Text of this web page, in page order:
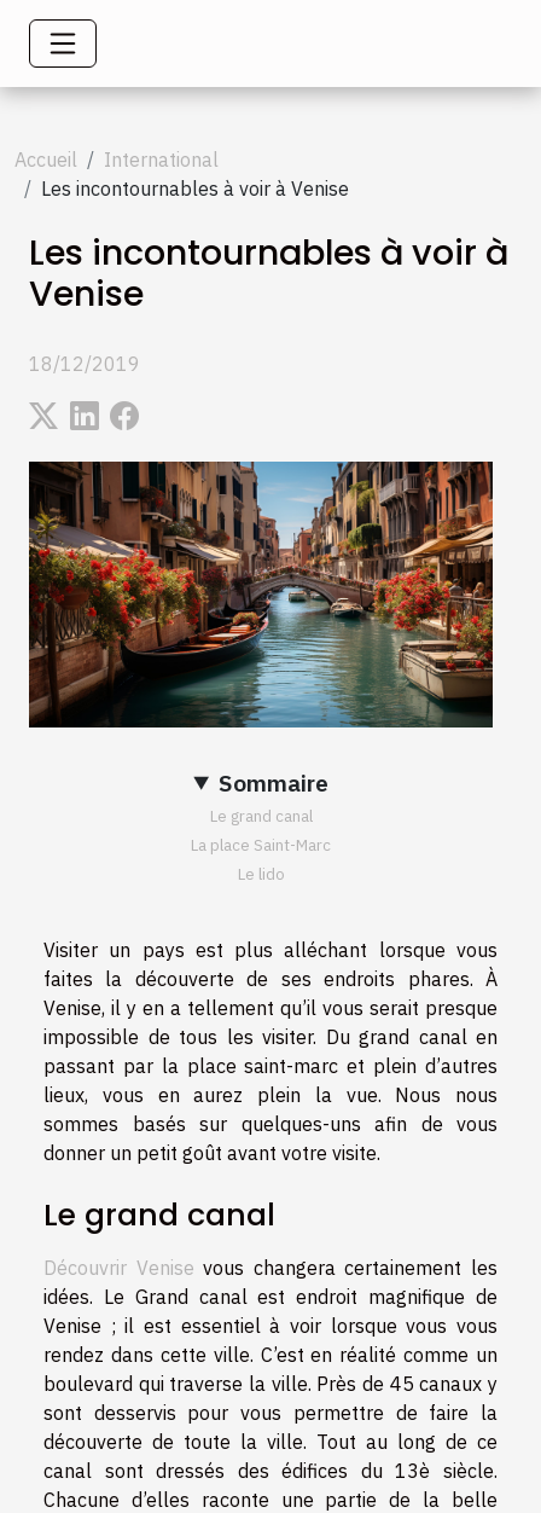
Accueil
International
Les incontournables à voir à Venise
Les incontournables à voir à
Venise
18/12/2019
Sommaire
Le grand canal
La place Saint-Marc
Le lido
Visiter un pays est plus alléchant lorsque vous
faites la découverte de ses endroits phares. À
Venise, il y en a tellement qu’il vous serait presque
impossible de tous les visiter. Du grand canal en
passant par la place saint-marc et plein d’autres
lieux, vous en aurez plein la vue. Nous nous
sommes basés sur quelques-uns afin de vous
donner un petit goût avant votre visite.
Le grand canal
Découvrir Venise vous changera certainement les
idées. Le Grand canal est endroit magnifique de
Venise ; il est essentiel à voir lorsque vous vous
rendez dans cette ville. C’est en réalité comme un
boulevard qui traverse la ville. Près de 45 canaux y
sont desservis pour vous permettre de faire la
découverte de toute la ville. Tout au long de ce
canal sont dressés des édifices du 13è siècle.
Chacune d’elles raconte une partie de la belle